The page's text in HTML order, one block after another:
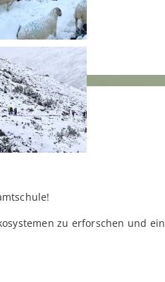
zu erforschen und ein